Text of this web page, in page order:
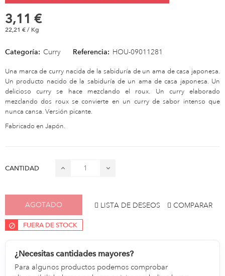
3,11 €
22,21 € / Kg
Categoría: Curry Referencia: HOU-09011281
Una marca de curry nacida de la sabiduría de un ama de casa japonesa.
Un producto nacido de la sabiduría de un ama de casa japonesa. Un
delicioso curry se hace mezclando el roux. Un curry elaborado
mezclando dos roux se convierte en un curry de sabor intenso que
nunca cansa. Versión picante.
Fabricado en Japón.
CANTIDAD
AGOTADO LISTA DE DESEOS COMPARAR
FUERA DE STOCK
¿Necesitas cantidades mayores?
Para algunos productos podemos comprobar